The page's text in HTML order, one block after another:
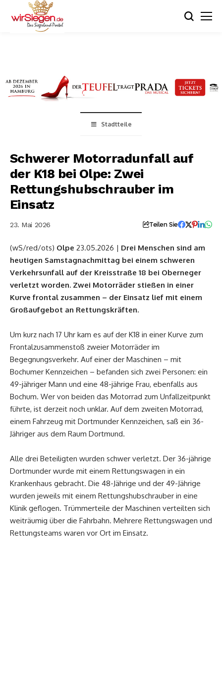
Stadtteile
Schwerer Motorradunfall auf
der K18 bei Olpe: Zwei
Rettungshubschrauber im
Einsatz
23. Mai 2026 Teilen Sie
(wS/red/ots) Olpe 23.05.2026 | Drei Menschen sind am
heutigen Samstagnachmittag bei einem schweren
Verkehrsunfall auf der Kreisstraße 18 bei Oberneger
verletzt worden. Zwei Motorräder stießen in einer
Kurve frontal zusammen – der Einsatz lief mit einem
Großaufgebot an Rettungskräften.
Um kurz nach 17 Uhr kam es auf der K18 in einer Kurve zum
Frontalzusammenstoß zweier Motorräder im
Begegnungsverkehr. Auf einer der Maschinen – mit
Bochumer Kennzeichen – befanden sich zwei Personen: ein
49-jähriger Mann und eine 48-jährige Frau, ebenfalls aus
Bochum. Wer von beiden das Motorrad zum Unfallzeitpunkt
führte, ist derzeit noch unklar. Auf dem zweiten Motorrad,
einem Fahrzeug mit Dortmunder Kennzeichen, saß ein 36-
Jähriger aus dem Raum Dortmund.
Alle drei Beteiligten wurden schwer verletzt. Der 36-jährige
Dortmunder wurde mit einem Rettungswagen in ein
Krankenhaus gebracht. Die 48-Jährige und der 49-Jährige
wurden jeweils mit einem Rettungshubschrauber in eine
Klinik geflogen. Trümmerteile der Maschinen verteilten sich
weiträumig über die Fahrbahn. Mehrere Rettungswagen und
Rettungsteams waren vor Ort im Einsatz.